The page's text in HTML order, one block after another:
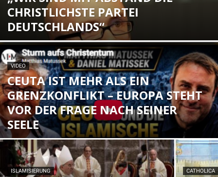
CHRISTLICHSTE PARTEI
DEUTSCHLANDS“
VIDEO
CEUTA IST MEHR ALS EIN
GRENZKONFLIKT – EUROPA STEHT
VOR DER FRAGE NACH SEINER
SEELE
ISLAMISIERUNG CATHOLICA